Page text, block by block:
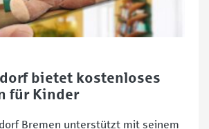
bietet kostenloses
für Kinder
Bremen unterstützt mit seinem